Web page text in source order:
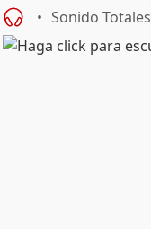
central
Sonido Totales